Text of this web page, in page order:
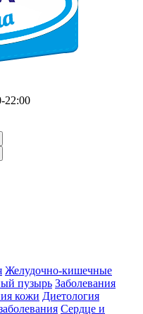
22:00
Желудочно-кишечные
пузырь Заболевания
кожи Диетология
Сердце и